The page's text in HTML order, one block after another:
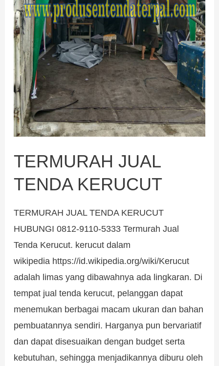
TERMURAH JUAL
TENDA KERUCUT
TERMURAH JUAL TENDA KERUCUT
HUBUNGI 0812-9110-5333 Termurah Jual
Tenda Kerucut. kerucut dalam
wikipedia https://id.wikipedia.org/wiki/Kerucut
adalah limas yang dibawahnya ada lingkaran. Di
tempat jual tenda kerucut, pelanggan dapat
menemukan berbagai macam ukuran dan bahan
pembuatannya sendiri. Harganya pun bervariatif
dan dapat disesuaikan dengan budget serta
kebutuhan, sehingga menjadikannya diburu oleh